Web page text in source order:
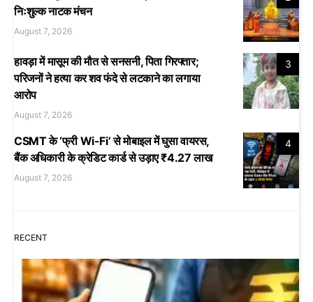
निःशुल्क नाटक मंचन
August 7, 2026
3
हावड़ा में मासूम की मौत से सनसनी, पिता गिरफ्तार;
परिजनों ने हत्या कर शव फंदे से लटकाने का लगाया
आरोप
August 7, 2026
4
CSMT के ‘फ्री Wi-Fi’ से मोबाइल में घुसा वायरस,
बैंक अधिकारी के क्रेडिट कार्ड से उड़ाए ₹4.27 लाख
August 7, 2026
RECENT